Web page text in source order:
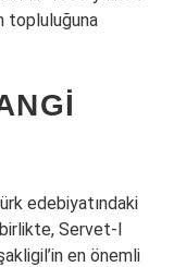
topluluğuna
edebiyatındaki
birlikte, Servet-I
en önemli